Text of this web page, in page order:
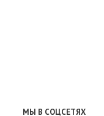
МЫ В СОЦСЕТЯХ